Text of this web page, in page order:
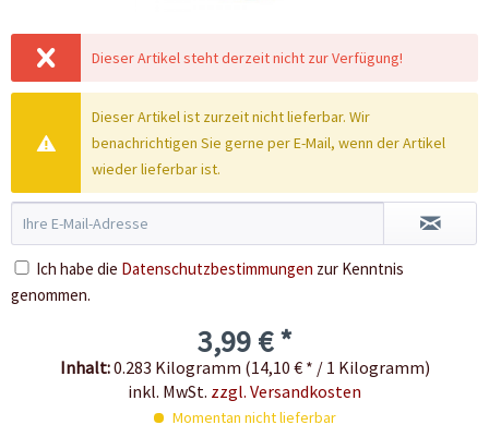
Dieser Artikel steht derzeit nicht zur Verfügung!
Dieser Artikel ist zurzeit nicht lieferbar. Wir
benachrichtigen Sie gerne per E-Mail, wenn der Artikel
wieder lieferbar ist.
Ich habe die Datenschutzbestimmungen zur Kenntnis
genommen.
3,99 € *
Inhalt:0.283 Kilogramm (14,10 € * / 1 Kilogramm)
inkl. MwSt. zzgl. Versandkosten
Momentan nicht lieferbar